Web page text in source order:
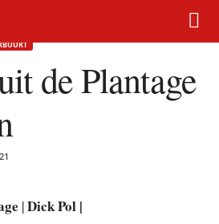
de Plantage
|Dick Pol |